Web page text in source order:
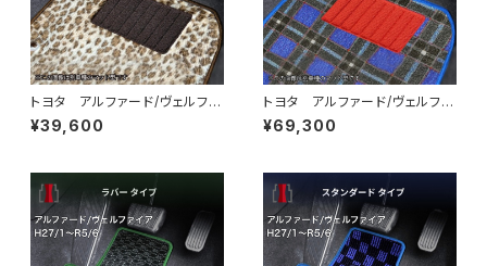
トヨタ アルファード/ヴェルファ
イア H20/5〜H27/1 20
系 ラゲッジマット付 フロアマ
¥39,600
トヨタ アルファード/ヴェルファ
イア H20/5〜H27/1 20
系 ラゲッジマット付 フロアマ
¥69,300